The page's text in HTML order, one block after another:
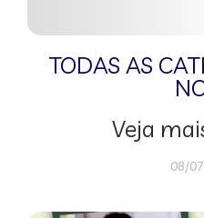
TODAS AS
Veja
08/